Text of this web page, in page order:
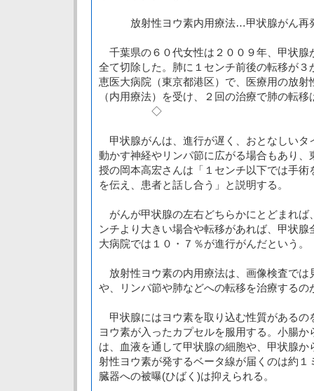
放射性ヨウ素内用療法…甲状腺がん再
千葉県の６０代女性は２００９年、甲状腺
全て切除した。肺に１センチ前後の転移が３
恵医大病院（東京都港区）で、医療用の放射
（内用療法）を受け、２回の治療で肺の転移
◇
甲状腺がんは、進行が遅く、おとなしいタ
動かす神経やリンパ節に広がる場合もあり、
授の岡本高宏さんは「１センチ以下では手術
を伝え、患者と話し合う」と説明する。
がんが甲状腺の左右どちらかにとどまれば
ンチより大きい場合や転移があれば、甲状
大病院では１０・７％が進行がんだという。
放射性ヨウ素の内用療法は、画像検査では
や、リンパ節や肺などへの転移を治療するの
甲状腺にはヨウ素を取り込む性質があるの
ヨウ素が入ったカプセルを服用する。小腸
は、血液を通して甲状腺の細胞や、甲状腺
射性ヨウ素が発するベータ線が届くのは約１
臓器への被曝(ひばく)は抑えられる。